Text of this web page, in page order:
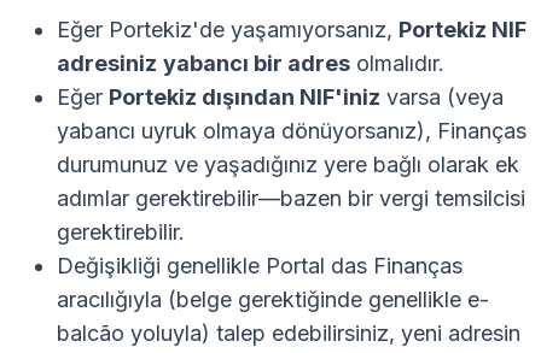
Eğer Portekiz'de yaşamıyorsanız, Portekiz NIF
adresiniz yabancı bir adres olmalıdır.
Eğer Portekiz dışından NIF'iniz varsa (veya
yabancı uyruk olmaya dönüyorsanız), Finanças
durumunuz ve yaşadığınız yere bağlı olarak ek
adımlar gerektirebilir—bazen bir vergi temsilcisi
gerektirebilir.
Değişikliği genellikle Portal das Finanças
aracılığıyla (belge gerektiğinde genellikle e-
balcão yoluyla) talep edebilirsiniz, yeni adresin